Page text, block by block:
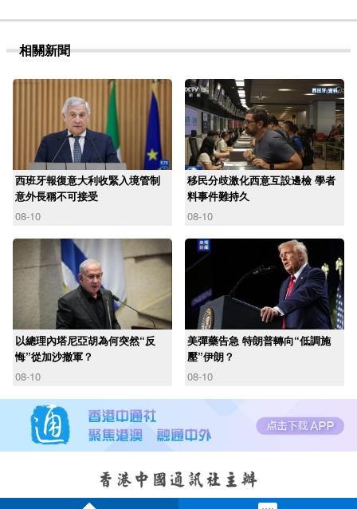
相關新聞
西班牙報復意大利收緊入境管制
意外長稱不可接受
08-10
移民分歧激化西意互設邊檢 學者
料事件難持久
08-10
以總理內塔尼亞胡為何突然“反
悔”從加沙撤軍？
08-10
美彈藥告急 特朗普轉向“低調施
壓”伊朗？
08-10